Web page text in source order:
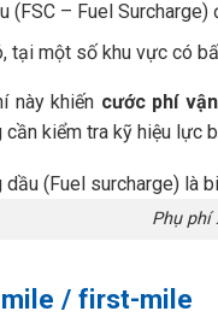
(FSC – Fuel Surcharge)
tại một số khu vực có
này khiến cước phí
cần kiểm tra kỹ hiệu lực
Phụ phí
/ first-mile